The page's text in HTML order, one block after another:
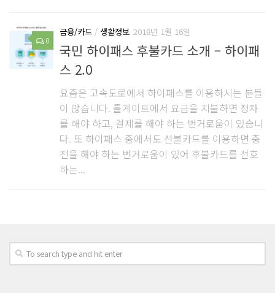
0
금융/카드 / 생활정보 2018년 1월 16일
국민 하이패스 후불카드 소개 – 하이패
스 2.0
요즘은 고속도로에서 하이패스를 이용하시는 분들
이 많습니다. 톨게이트에서 요금을 지불하면 정차
를 해야 하고, 결제를 해야 하는 번거로움이 있습니
다. 또 하이패스 중에서도 선불카드를 이용하면 충
전을 해야 하는 번거로움이 있어 후불카드를 선호
하는...